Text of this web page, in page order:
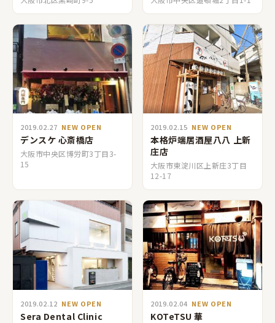
2019.02.27 NEW OPEN
デンスケ 心斎橋店
大阪市中央区博労町3丁目3-
15
2019.02.15 NEW OPEN
本格炉端居酒屋八八 上新
庄店
大阪市東淀川区上新庄3丁目
12-17
2019.02.12 NEW OPEN
Sera Dental Clinic
2019.02.04 NEW OPEN
KOTeTSU 華